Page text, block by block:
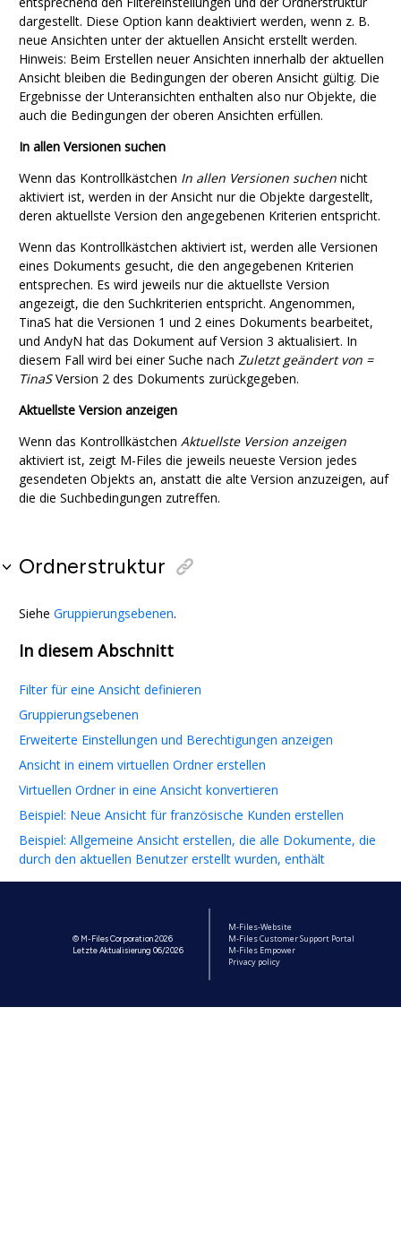
dargestellt. Diese Option kann deaktiviert werden, wenn z. B.
neue Ansichten unter der aktuellen Ansicht erstellt werden.
Hinweis: Beim Erstellen neuer Ansichten innerhalb der aktuellen
Ansicht bleiben die Bedingungen der oberen Ansicht gültig. Die
Ergebnisse der Unteransichten enthalten also nur Objekte, die
auch die Bedingungen der oberen Ansichten erfüllen.
In allen Versionen suchen
Wenn das Kontrollkästchen In allen Versionen suchen nicht
aktiviert ist, werden in der Ansicht nur die Objekte dargestellt,
deren aktuellste Version den angegebenen Kriterien entspricht.
Wenn das Kontrollkästchen aktiviert ist, werden alle Versionen
eines Dokuments gesucht, die den angegebenen Kriterien
entsprechen. Es wird jeweils nur die aktuellste Version
angezeigt, die den Suchkriterien entspricht. Angenommen,
TinaS hat die Versionen 1 und 2 eines Dokuments bearbeitet,
und AndyN hat das Dokument auf Version 3 aktualisiert. In
diesem Fall wird bei einer Suche nach Zuletzt geändert von =
TinaSVersion 2 des Dokuments zurückgegeben.
Aktuellste Version anzeigen
Wenn das Kontrollkästchen Aktuellste Version anzeigen
aktiviert ist, zeigt M-Files die jeweils neueste Version jedes
gesendeten Objekts an, anstatt die alte Version anzuzeigen, auf
die die Suchbedingungen zutreffen.
Ordnerstruktur
Siehe Gruppierungsebenen.
In diesem Abschnitt
Filter für eine Ansicht definieren
Gruppierungsebenen
Erweiterte Einstellungen und Berechtigungen anzeigen
Ansicht in einem virtuellen Ordner erstellen
Virtuellen Ordner in eine Ansicht konvertieren
Beispiel: Neue Ansicht für französische Kunden erstellen
Beispiel: Allgemeine Ansicht erstellen, die alle Dokumente, die
durch den aktuellen Benutzer erstellt wurden, enthält
© M-Files Corporation 2026
Letzte Aktualisierung 06/2026
M-Files-Website
M-Files Customer Support Portal
M-Files Empower
Privacy policy